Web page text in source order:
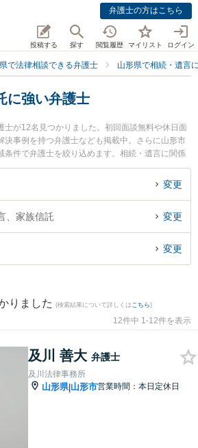
弁護士の方はこちら
投稿する 探す 閲覧履歴 マイリスト ログイン
で法律相談できる弁護士 山形県で相続・遺言
に強い弁護士
士が12名見つかりました。初回面談無料や休日面
決事例を持つ弁護士なども掲載中。さらに山形市
条件で弁護士を絞り込めます。相続・遺言に関係
認知症の相続、遺産分割等の細かな分野での絞り
に及川法律事務所の及川 善大弁護士や樹氷の森法
した家族信託のトラブルを今すぐに弁護士に相談
ル解決の実績豊富な近くの弁護士を検索したい』
法律相談できる山形県内の弁護士に相談予約した
変更
、家族信託 変更
変更
りました (検索結果について詳しくは こちら)
12件中 1-12件を表示
及川 善大 弁護士
及川法律事務所
山形県|山形市営業時間：本日定休日